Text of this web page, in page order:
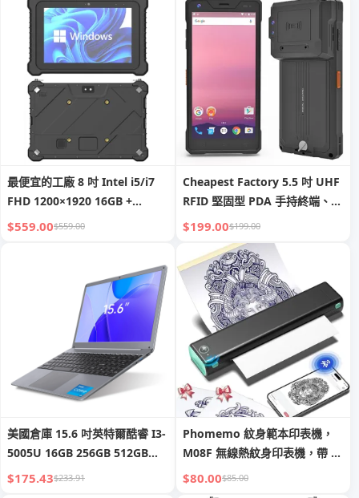
最便宜的工廠 8 吋 Intel i5/i7
FHD 1200×1920 16GB +
256GB Windows 10/11 Pro 防
$559.00$559.00
Cheapest Factory 5.5 吋 UHF
RFID 堅固型 PDA 手持終端、行
動電腦，具 NFC、2D 條碼掃描
器、LoRa 模組
$199.00$199.00
美國倉庫 15.6 吋英特爾酷睿 I3-
5005U 16GB 256GB 512GB
SSD SATA RJ45 插槽商務筆記型
$175.43$233.91
Phomemo 紋身範本印表機，
M08F 無線熱紋身印表機，帶 10
張轉印紙，相容手機/平板電
$80.00$85.00